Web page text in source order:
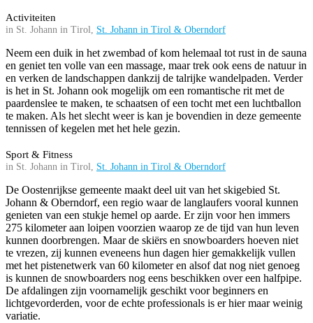
Activiteiten
in St. Johann in Tirol, St. Johann in Tirol & Oberndorf
Neem een duik in het zwembad of kom helemaal tot rust in de sauna
en geniet ten volle van een massage, maar trek ook eens de natuur in
en verken de landschappen dankzij de talrijke wandelpaden. Verder
is het in St. Johann ook mogelijk om een romantische rit met de
paardenslee te maken, te schaatsen of een tocht met een luchtballon
te maken. Als het slecht weer is kan je bovendien in deze gemeente
tennissen of kegelen met het hele gezin.
Sport & Fitness
in St. Johann in Tirol, St. Johann in Tirol & Oberndorf
De Oostenrijkse gemeente maakt deel uit van het skigebied St.
Johann & Oberndorf, een regio waar de langlaufers vooral kunnen
genieten van een stukje hemel op aarde. Er zijn voor hen immers
275 kilometer aan loipen voorzien waarop ze de tijd van hun leven
kunnen doorbrengen. Maar de skiërs en snowboarders hoeven niet
te vrezen, zij kunnen eveneens hun dagen hier gemakkelijk vullen
met het pistenetwerk van 60 kilometer en alsof dat nog niet genoeg
is kunnen de snowboarders nog eens beschikken over een halfpipe.
De afdalingen zijn voornamelijk geschikt voor beginners en
lichtgevorderden, voor de echte professionals is er hier maar weinig
variatie.